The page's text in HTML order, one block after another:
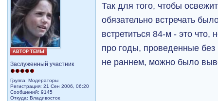
АВТОР ТЕМЫ
Заслуженный участник
Группа: Модераторы
Регистрация: 21 Сен 2006, 06:20
Сообщений: 9145
Откуда: Владивосток
Так для того, чтобы
обязательно встречать
встретиться 84-м - это
про годы, проведенные
не раннем, можно было